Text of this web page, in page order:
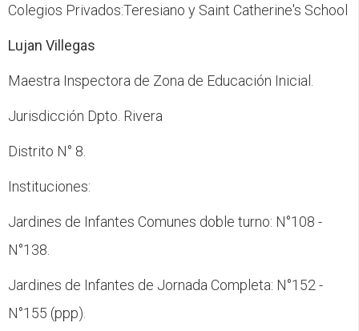
Colegios Privados:Teresiano y Saint Catherine's School
Lujan Villegas
Maestra Inspectora de Zona de Educación Inicial.
Jurisdicción Dpto. Rivera
Distrito N° 8.
Instituciones:
Jardines de Infantes Comunes doble turno: N°108 -
N°138.
Jardines de Infantes de Jornada Completa: N°152 -
N°155 (ppp).